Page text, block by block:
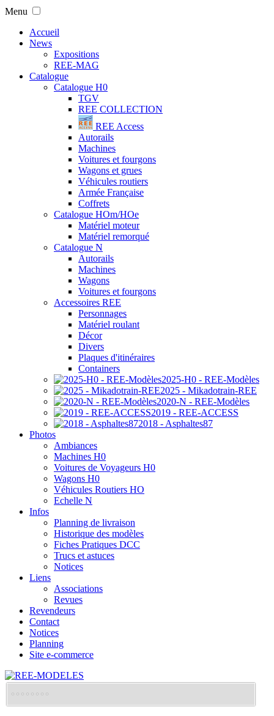
Menu
Accueil
News
Expositions
REE-MAG
Catalogue
Catalogue H0
TGV
REE COLLECTION
REE Access
Autorails
Machines
Voitures et fourgons
Wagons et grues
Véhicules routiers
Armée Française
Coffrets
Catalogue HOm/HOe
Matériel moteur
Matériel remorqué
Catalogue N
Autorails
Machines
Wagons
Voitures et fourgons
Accessoires REE
Personnages
Matériel roulant
Décor
Divers
Plaques d'itinéraires
Containers
2025-H0 - REE-Modèles
2025 - Mikadotrain-REE
2020-N - REE-Modèles
2019 - REE-ACCESS
2018 - Asphaltes87
Photos
Ambiances
Machines H0
Voitures de Voyageurs H0
Wagons H0
Véhicules Routiers HO
Echelle N
Infos
Planning de livraison
Historique des modèles
Fiches Pratiques DCC
Trucs et astuces
Notices
Liens
Associations
Revues
Revendeurs
Contact
Notices
Planning
Site e-commerce